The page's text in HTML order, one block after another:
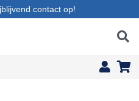
contact op!